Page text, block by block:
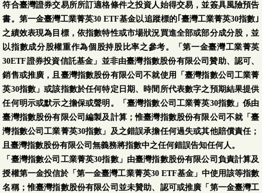
符合臺灣證券交易所所訂適格條件之投資人始得交易，並簽具風險預告
書。第一金臺灣工業菁英30 ETF基金以追蹤標的｢臺灣工業菁英30指數｣
之績效表現為目標，依指數特性或市場狀況買進全部或部分成分股，並
以指數成分股權重作為個股持股比率之參考。「第一金臺灣工業菁英
30ETF證券投資信託基金」並非由臺灣指數股份有限公司贊助、認可、
銷售或推廣，且臺灣指數股份有限公司不就使用「臺灣指數公司工業菁
英30指數」或該指數於任何特定日期、時間所代表數字之預期結果提供
任何明示或默示之擔保或聲明。「臺灣指數公司工業菁英30指數」係由
臺灣指數股份有限公司編製及計算；惟臺灣指數股份有限公司不就「臺
灣指數公司工業菁英30指數」及之錯誤承擔任何過失或其他賠償責任；
且臺灣指數股份有限公司無義務將指數中之任何錯誤告知任何人。
「臺灣指數公司工業菁英30指數」由臺灣指數股份有限公司負責計算及
授權第一金投信於「第一金臺灣工業菁英30 ETF基金」中使用該等指數
名稱；惟臺灣指數股份有限公司並未贊助、認可或推廣「第一金臺灣工